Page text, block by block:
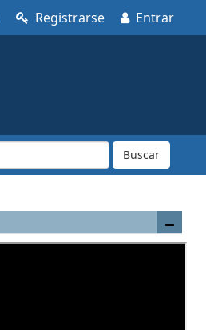
Registrarse Entrar
Buscar